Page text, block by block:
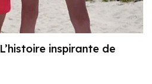
inspirante de